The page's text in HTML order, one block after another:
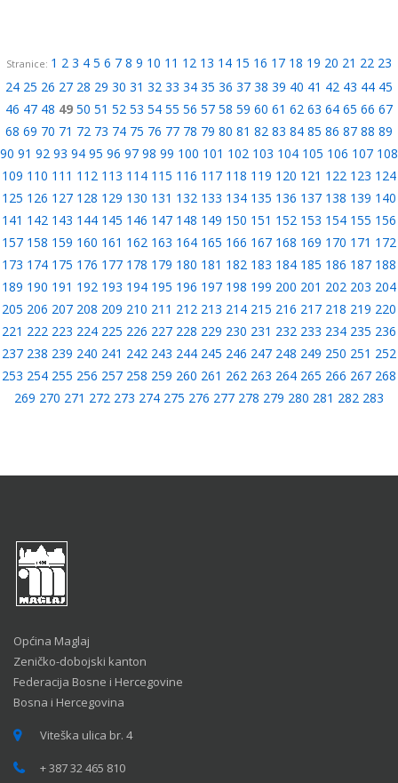
Stranice: 1 2 3 4 5 6 7 8 9 10 11 12 13 14 15 16 17 18 19 20 21 22 23
24 25 26 27 28 29 30 31 32 33 34 35 36 37 38 39 40 41 42 43 44 45
46 47 48 49 50 51 52 53 54 55 56 57 58 59 60 61 62 63 64 65 66 67
68 69 70 71 72 73 74 75 76 77 78 79 80 81 82 83 84 85 86 87 88 89
90 91 92 93 94 95 96 97 98 99 100 101 102 103 104 105 106 107 108
109 110 111 112 113 114 115 116 117 118 119 120 121 122 123 124
125 126 127 128 129 130 131 132 133 134 135 136 137 138 139 140
141 142 143 144 145 146 147 148 149 150 151 152 153 154 155 156
157 158 159 160 161 162 163 164 165 166 167 168 169 170 171 172
173 174 175 176 177 178 179 180 181 182 183 184 185 186 187 188
189 190 191 192 193 194 195 196 197 198 199 200 201 202 203 204
205 206 207 208 209 210 211 212 213 214 215 216 217 218 219 220
221 222 223 224 225 226 227 228 229 230 231 232 233 234 235 236
237 238 239 240 241 242 243 244 245 246 247 248 249 250 251 252
253 254 255 256 257 258 259 260 261 262 263 264 265 266 267 268
269 270 271 272 273 274 275 276 277 278 279 280 281 282 283
Općina Maglaj
Zeničko-dobojski kanton
Federacija Bosne i Hercegovine
Bosna i Hercegovina
Viteška ulica br. 4
+ 387 32 465 810